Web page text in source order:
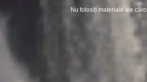
Nu folosiți materiale ale